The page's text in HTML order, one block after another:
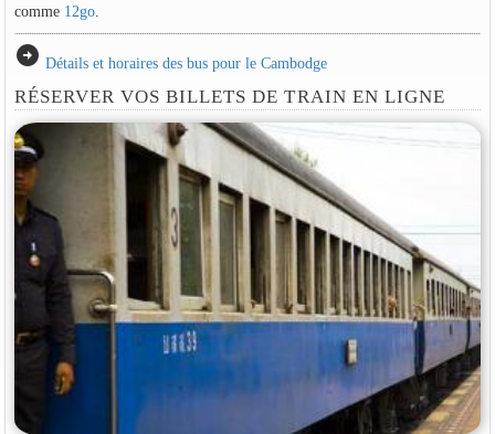
comme 12go.
arrow_circle_right Détails et horaires des bus pour le Cambodge
RÉSERVER VOS BILLETS DE TRAIN EN LIGNE